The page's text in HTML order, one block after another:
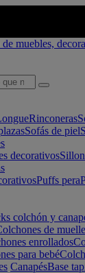
Rinconeras
Sofás de piel
decorativos
Puffs pera
colchón y
de
enrollados
para bebé
CanapésBase